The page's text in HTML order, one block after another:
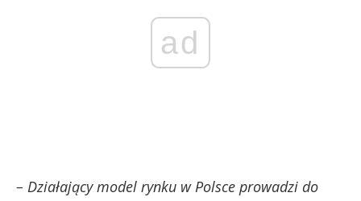
ad
– Działający model rynku w Polsce prowadzi do